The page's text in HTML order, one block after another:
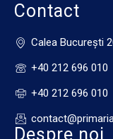
Contact
Calea Bucureşti
+40 212 696 010
+40 212 696 010
Despre noi